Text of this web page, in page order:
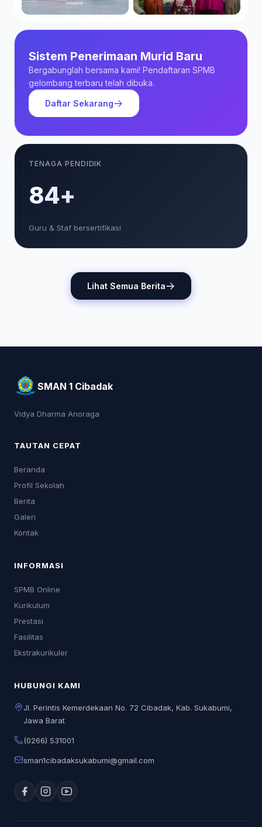
Sistem Penerimaan Murid Baru
Bergabunglah bersama kami! Pendaftaran SPMB
gelombang terbaru telah dibuka.
Daftar Sekarang
TENAGA PENDIDIK
85+
Guru & Staf bersertifikasi
Lihat Semua Berita
SMAN 1 Cibadak
Vidya Dharma Anoraga
TAUTAN CEPAT
Beranda
Profil Sekolah
Berita
Galeri
Kontak
INFORMASI
SPMB Online
Kurikulum
Prestasi
Fasilitas
Ekstrakurikuler
HUBUNGI KAMI
Jl. Perintis Kemerdekaan No. 72 Cibadak, Kab. Sukabumi,
Jawa Barat
(0266) 531001
sman1cibadaksukabumi@gmail.com